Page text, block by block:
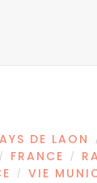
DE LAON
/ FRANCE /
/ VIE